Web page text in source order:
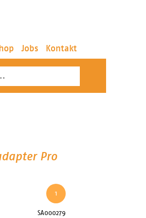
Jobs Kontakt
Pro
1
SA000279